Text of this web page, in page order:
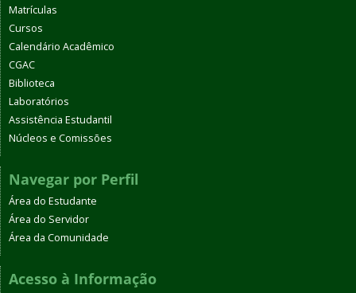
Matrículas
Cursos
Calendário Acadêmico
CGAC
Biblioteca
Laboratórios
Assistência Estudantil
Núcleos e Comissões
Navegar por Perfil
Área do Estudante
Área do Servidor
Área da Comunidade
Acesso à Informação